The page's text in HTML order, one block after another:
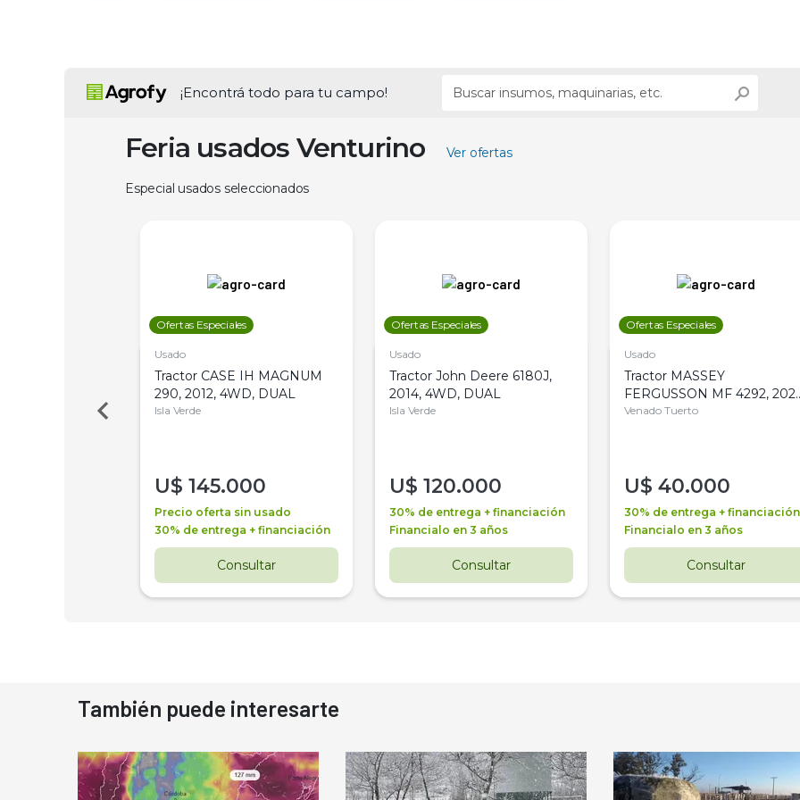
¡Encontrá todo para tu campo!
Feria usados Venturino Ver ofertas
Especial usados seleccionados
Ofertas Especiales
Usado
Tractor CASE IH MAGNUM
290, 2012, 4WD, DUAL
Isla Verde
U$ 145.000
Precio oferta sin usado
30% de entrega + financiación
Consultar
Ofertas Especiales
Usado
Tractor John Deere 6180J,
2014, 4WD, DUAL
Isla Verde
U$ 120.000
30% de entrega + financiación
Financialo en 3 años
Consultar
Ofertas Especiales
Usado
Tractor MASSEY
FERGUSSON MF 4292,
4WD, PATON
Venado Tuerto
U$ 40.000
30% de entrega + financiación
Financialo en 3 años
Consultar
También puede interesarte